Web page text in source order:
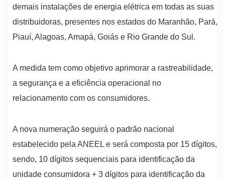
demais instalações de energia elétrica em todas as suas
distribuidoras, presentes nos estados do Maranhão, Pará,
Piauí, Alagoas, Amapá, Goiás e Rio Grande do Sul.
A medida tem como objetivo aprimorar a rastreabilidade,
a segurança e a eficiência operacional no
relacionamento com os consumidores.
A nova numeração seguirá o padrão nacional
estabelecido pela ANEEL e será composta por 15 dígitos,
sendo, 10 dígitos sequenciais para identificação da
unidade consumidora + 3 dígitos para identificação da